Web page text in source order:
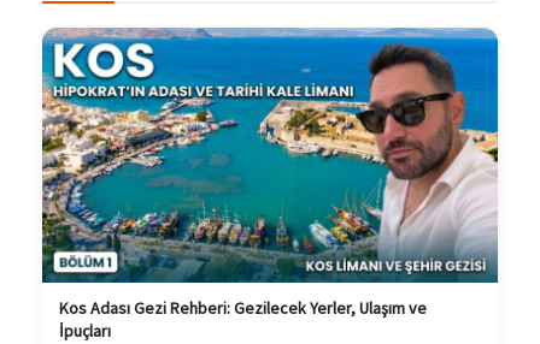
Kos Adası Gezi Rehberi: Gezilecek Yerler, Ulaşım ve
İpuçları